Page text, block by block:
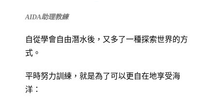
AIDA助理教練
自從學會自由潛水後，又多了一種探索世界的方
式。
平時努力訓練，就是為了可以更自在地享受海
洋：